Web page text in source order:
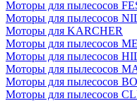
Моторы для пылесосов
Моторы для пылесосов
Моторы для KARCHER
Моторы для пылесосов
Моторы для пылесосов
Моторы для пылесосов
Моторы для пылесосов
Моторы для пылесосов